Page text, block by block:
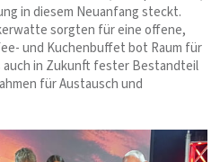
in diesem Neuanfang steckt.
sorgten für eine offene,
und Kuchenbuffet bot Raum für
auch in Zukunft fester Bestandteil
für Austausch und